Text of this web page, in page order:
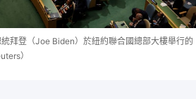
拜登（Joe Biden）於紐約聯合國總部大樓舉行的
）